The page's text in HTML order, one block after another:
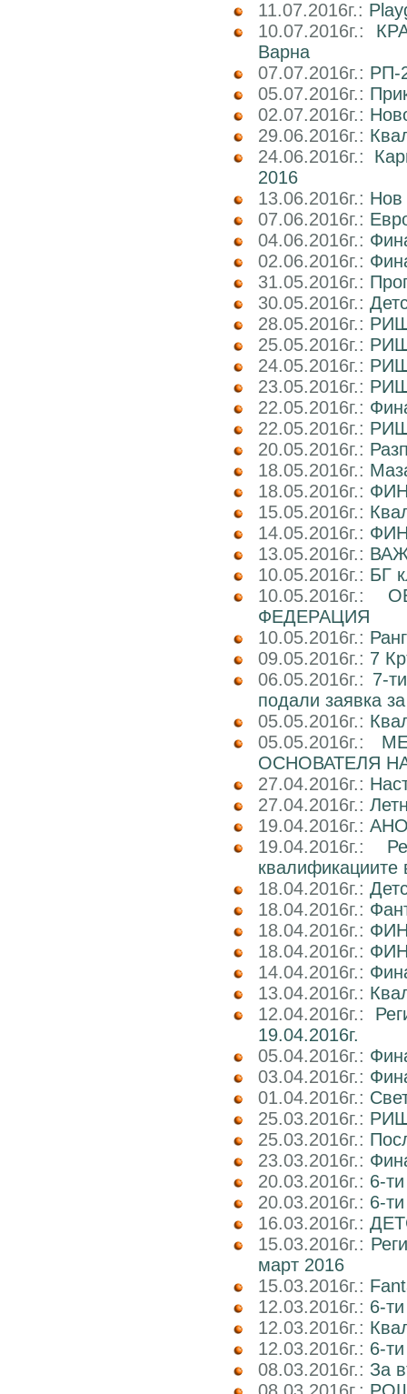
11.07.2016г.:
10.07.2016г.:
Варна
07.07.2016г.: РП-
05.07.2016г.:
02.07.2016г.:
29.06.2016г.:
24.06.2016г.:
2016
13.06.2016г.:
07.06.2016г.:
04.06.2016г.:
02.06.2016г.:
31.05.2016г.:
30.05.2016г.:
28.05.2016г.: РИШ
25.05.2016г.:
24.05.2016г.:
23.05.2016г.: РИШ
22.05.2016г.:
22.05.2016г.: РИШ
20.05.2016г.:
18.05.2016г.:
18.05.2016г.:
15.05.2016г.:
14.05.2016г.:
13.05.2016г.:
10.05.2016г.: БГ
10.05.2016г.:
ФЕДЕРАЦИЯ
10.05.2016г.:
09.05.2016г.: 7
06.05.2016г.: 7-
подали заявка
05.05.2016г.:
05.05.2016г.:
ОСНОВАТЕЛЯ
27.04.2016г.:
27.04.2016г.:
19.04.2016г.:
19.04.2016г.:
квалификациите
18.04.2016г.:
18.04.2016г.:
18.04.2016г.:
18.04.2016г.:
14.04.2016г.:
13.04.2016г.:
12.04.2016г.:
19.04.2016г.
05.04.2016г.:
03.04.2016г.:
01.04.2016г.:
25.03.2016г.: РИШ
25.03.2016г.:
23.03.2016г.:
20.03.2016г.: 6-
20.03.2016г.: 6-
16.03.2016г.:
15.03.2016г.:
март 2016
15.03.2016г.:
12.03.2016г.: 6-
12.03.2016г.:
12.03.2016г.: 6-
08.03.2016г.: За